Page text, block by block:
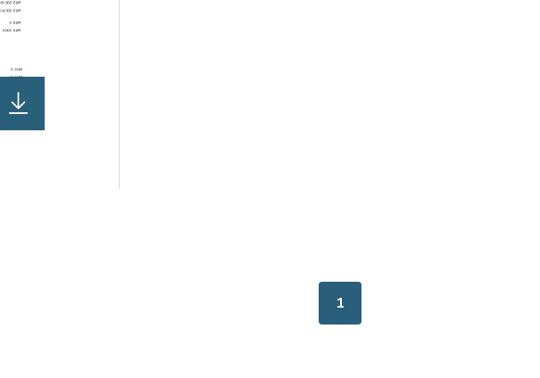
herunterladen (Dateiname: be_69_-_Moorhusen_-
1